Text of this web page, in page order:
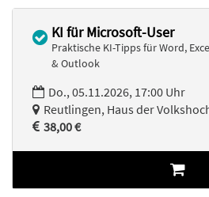
KI für Microsoft-User
Praktische KI-Tipps für Word,
& Outlook
Do., 05.11.2026, 17:00 Uhr
Reutlingen, Haus der
38,00 €